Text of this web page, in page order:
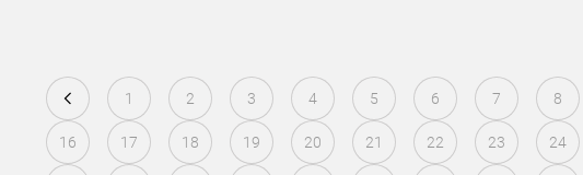
1 2 3 4 5 6 7 8
16 17 18 19 20 21 22 23 24